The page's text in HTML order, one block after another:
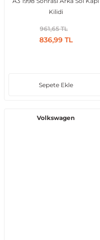
Kilidi
961,65 TL
836,99 TL
Sepete Ekle
Volkswagen